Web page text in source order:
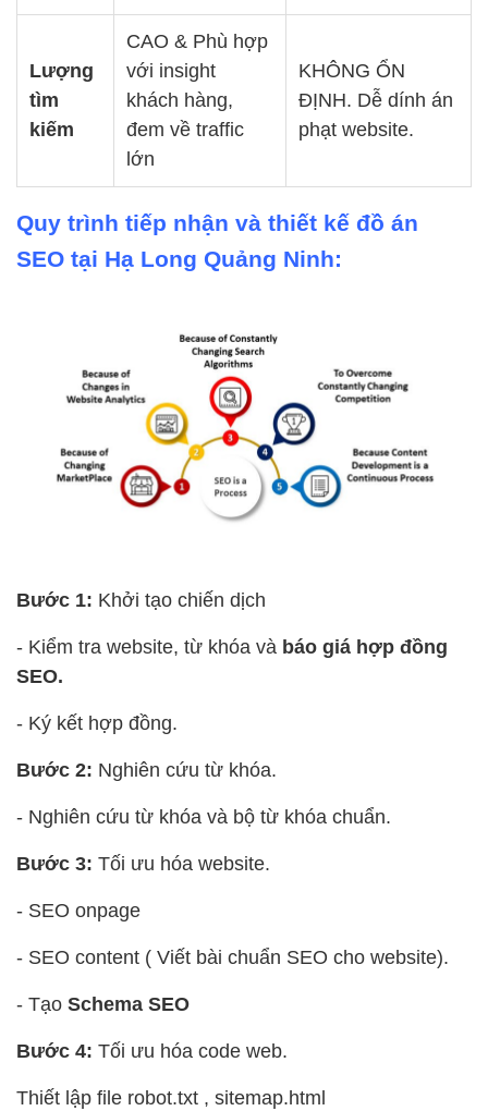
Lượng
tìm
kiếm
CAO & Phù hợp
với insight
khách hàng,
đem về traffic
lớn
KHÔNG ỔN
ĐỊNH. Dễ dính án
phạt website.
Quy trình tiếp nhận và thiết kế đồ án
SEO tại Hạ Long Quảng Ninh:
Bước 1: Khởi tạo chiến dịch
- Kiểm tra website, từ khóa và báo giá hợp đồng
SEO.
- Ký kết hợp đồng.
Bước 2: Nghiên cứu từ khóa.
- Nghiên cứu từ khóa và bộ từ khóa chuẩn.
Bước 3: Tối ưu hóa website.
- SEO onpage
- SEO content ( Viết bài chuẩn SEO cho website).
- Tạo Schema SEO
Bước 4: Tối ưu hóa code web.
Thiết lập file robot.txt , sitemap.html